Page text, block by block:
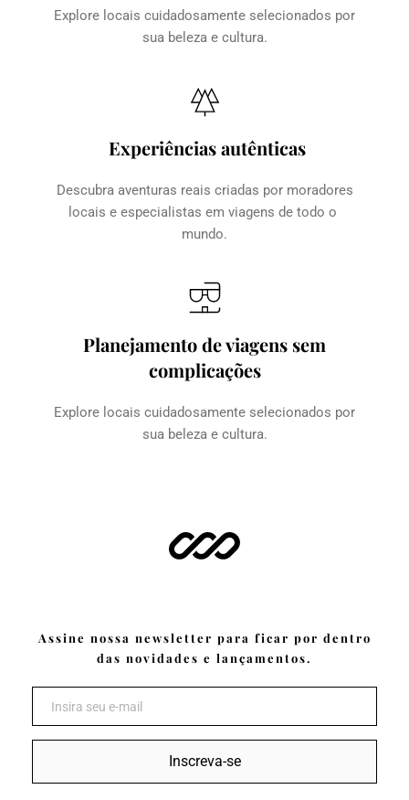
Explore locais cuidadosamente selecionados por
sua beleza e cultura.
Experiências autênticas
Descubra aventuras reais criadas por moradores
locais e especialistas em viagens de todo o
mundo.
Planejamento de viagens sem
complicações
Explore locais cuidadosamente selecionados por
sua beleza e cultura.
Assine nossa newsletter para ficar por dentro
das novidades e lançamentos.
Inscreva-se